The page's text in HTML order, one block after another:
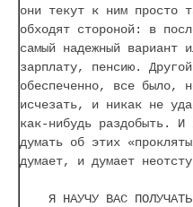
они текут к ним просто
обходят стороной: в
самый надежный вариант
зарплату, пенсию.
обеспеченно, все было,
исчезать, и никак не
как-нибудь раздобыть. И
думать об этих
думает, и думает
Я НАУЧУ ВАС ПОЛУЧАТЬ